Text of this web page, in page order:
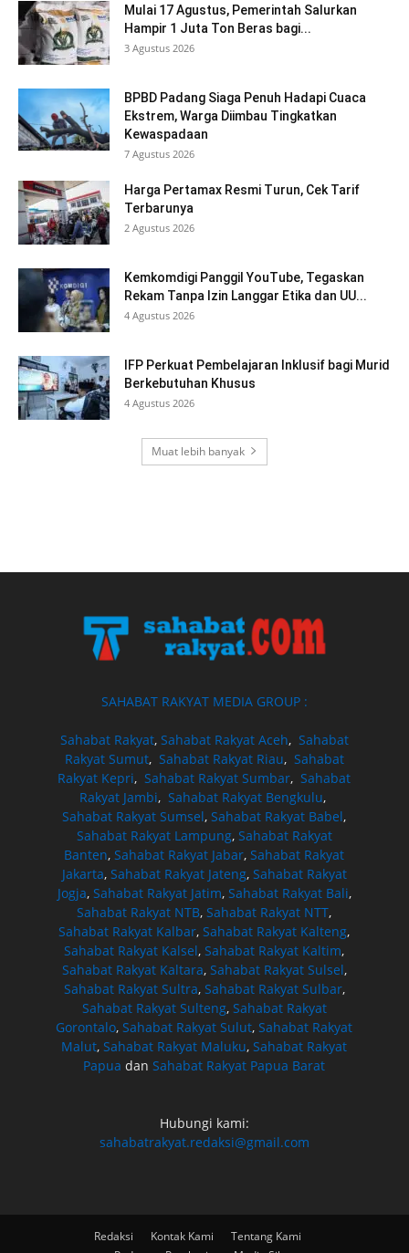
Mulai 17 Agustus, Pemerintah Salurkan
Hampir 1 Juta Ton Beras bagi...
3 Agustus 2026
BPBD Padang Siaga Penuh Hadapi Cuaca
Ekstrem, Warga Diimbau Tingkatkan
Kewaspadaan
7 Agustus 2026
Harga Pertamax Resmi Turun, Cek Tarif
Terbarunya
2 Agustus 2026
Kemkomdigi Panggil YouTube, Tegaskan
Rekam Tanpa Izin Langgar Etika dan UU...
4 Agustus 2026
IFP Perkuat Pembelajaran Inklusif bagi Murid
Berkebutuhan Khusus
4 Agustus 2026
Muat lebih banyak
SAHABAT RAKYAT MEDIA GROUP :
Sahabat Rakyat, Sahabat Rakyat Aceh, Sahabat
Rakyat Sumut, Sahabat Rakyat Riau, Sahabat
Rakyat Kepri,Sahabat Rakyat Sumbar,Sahabat
Rakyat Jambi, Sahabat Rakyat Bengkulu,
Sahabat Rakyat Sumsel,Sahabat Rakyat Babel,
Sahabat Rakyat Lampung, Sahabat Rakyat
Banten,Sahabat Rakyat Jabar,Sahabat Rakyat
Jakarta, Sahabat Rakyat Jateng, Sahabat Rakyat
Jogja, Sahabat Rakyat Jatim, Sahabat Rakyat Bali,
Sahabat Rakyat NTB,Sahabat Rakyat NTT,
Sahabat Rakyat Kalbar,Sahabat Rakyat Kalteng,
Sahabat Rakyat Kalsel,Sahabat Rakyat Kaltim,
Sahabat Rakyat Kaltara, Sahabat Rakyat Sulsel,
Sahabat Rakyat Sultra, Sahabat Rakyat Sulbar,
Sahabat Rakyat Sulteng, Sahabat Rakyat
Gorontalo,Sahabat Rakyat Sulut,Sahabat Rakyat
Malut,Sahabat Rakyat Maluku,Sahabat Rakyat
Papua danSahabat Rakyat Papua Barat
Hubungi kami:
sahabatrakyat.redaksi@gmail.com
Redaksi Kontak Kami
Tentang Kami